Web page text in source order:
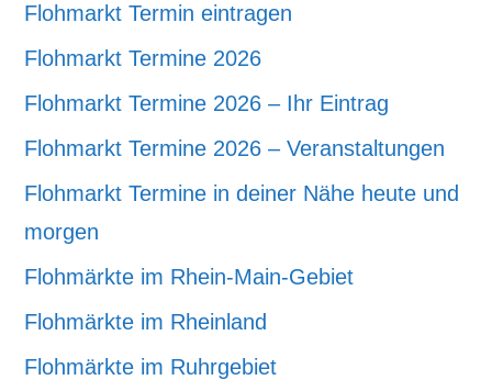
Flohmarkt Termin eintragen
Flohmarkt Termine 2026
Flohmarkt Termine 2026 – Ihr Eintrag
Flohmarkt Termine 2026 – Veranstaltungen
Flohmarkt Termine in deiner Nähe heute und
morgen
Flohmärkte im Rhein-Main-Gebiet
Flohmärkte im Rheinland
Flohmärkte im Ruhrgebiet